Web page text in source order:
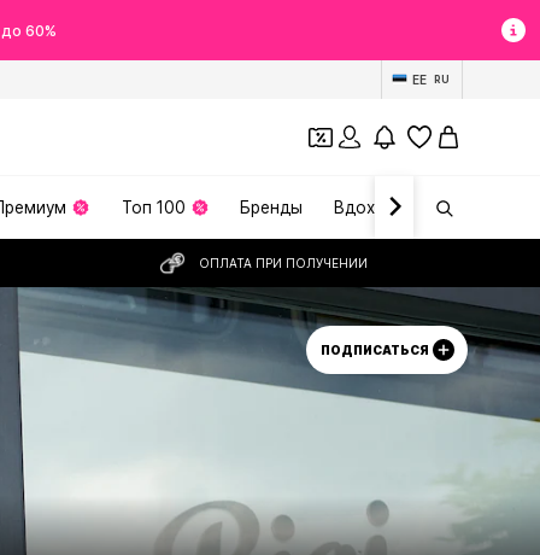
60%
EE RU
Топ 100 Бренды Вдохновение
ОПЛАТА ПРИ ПОЛУЧЕНИИ
ПОДПИСАТЬСЯ